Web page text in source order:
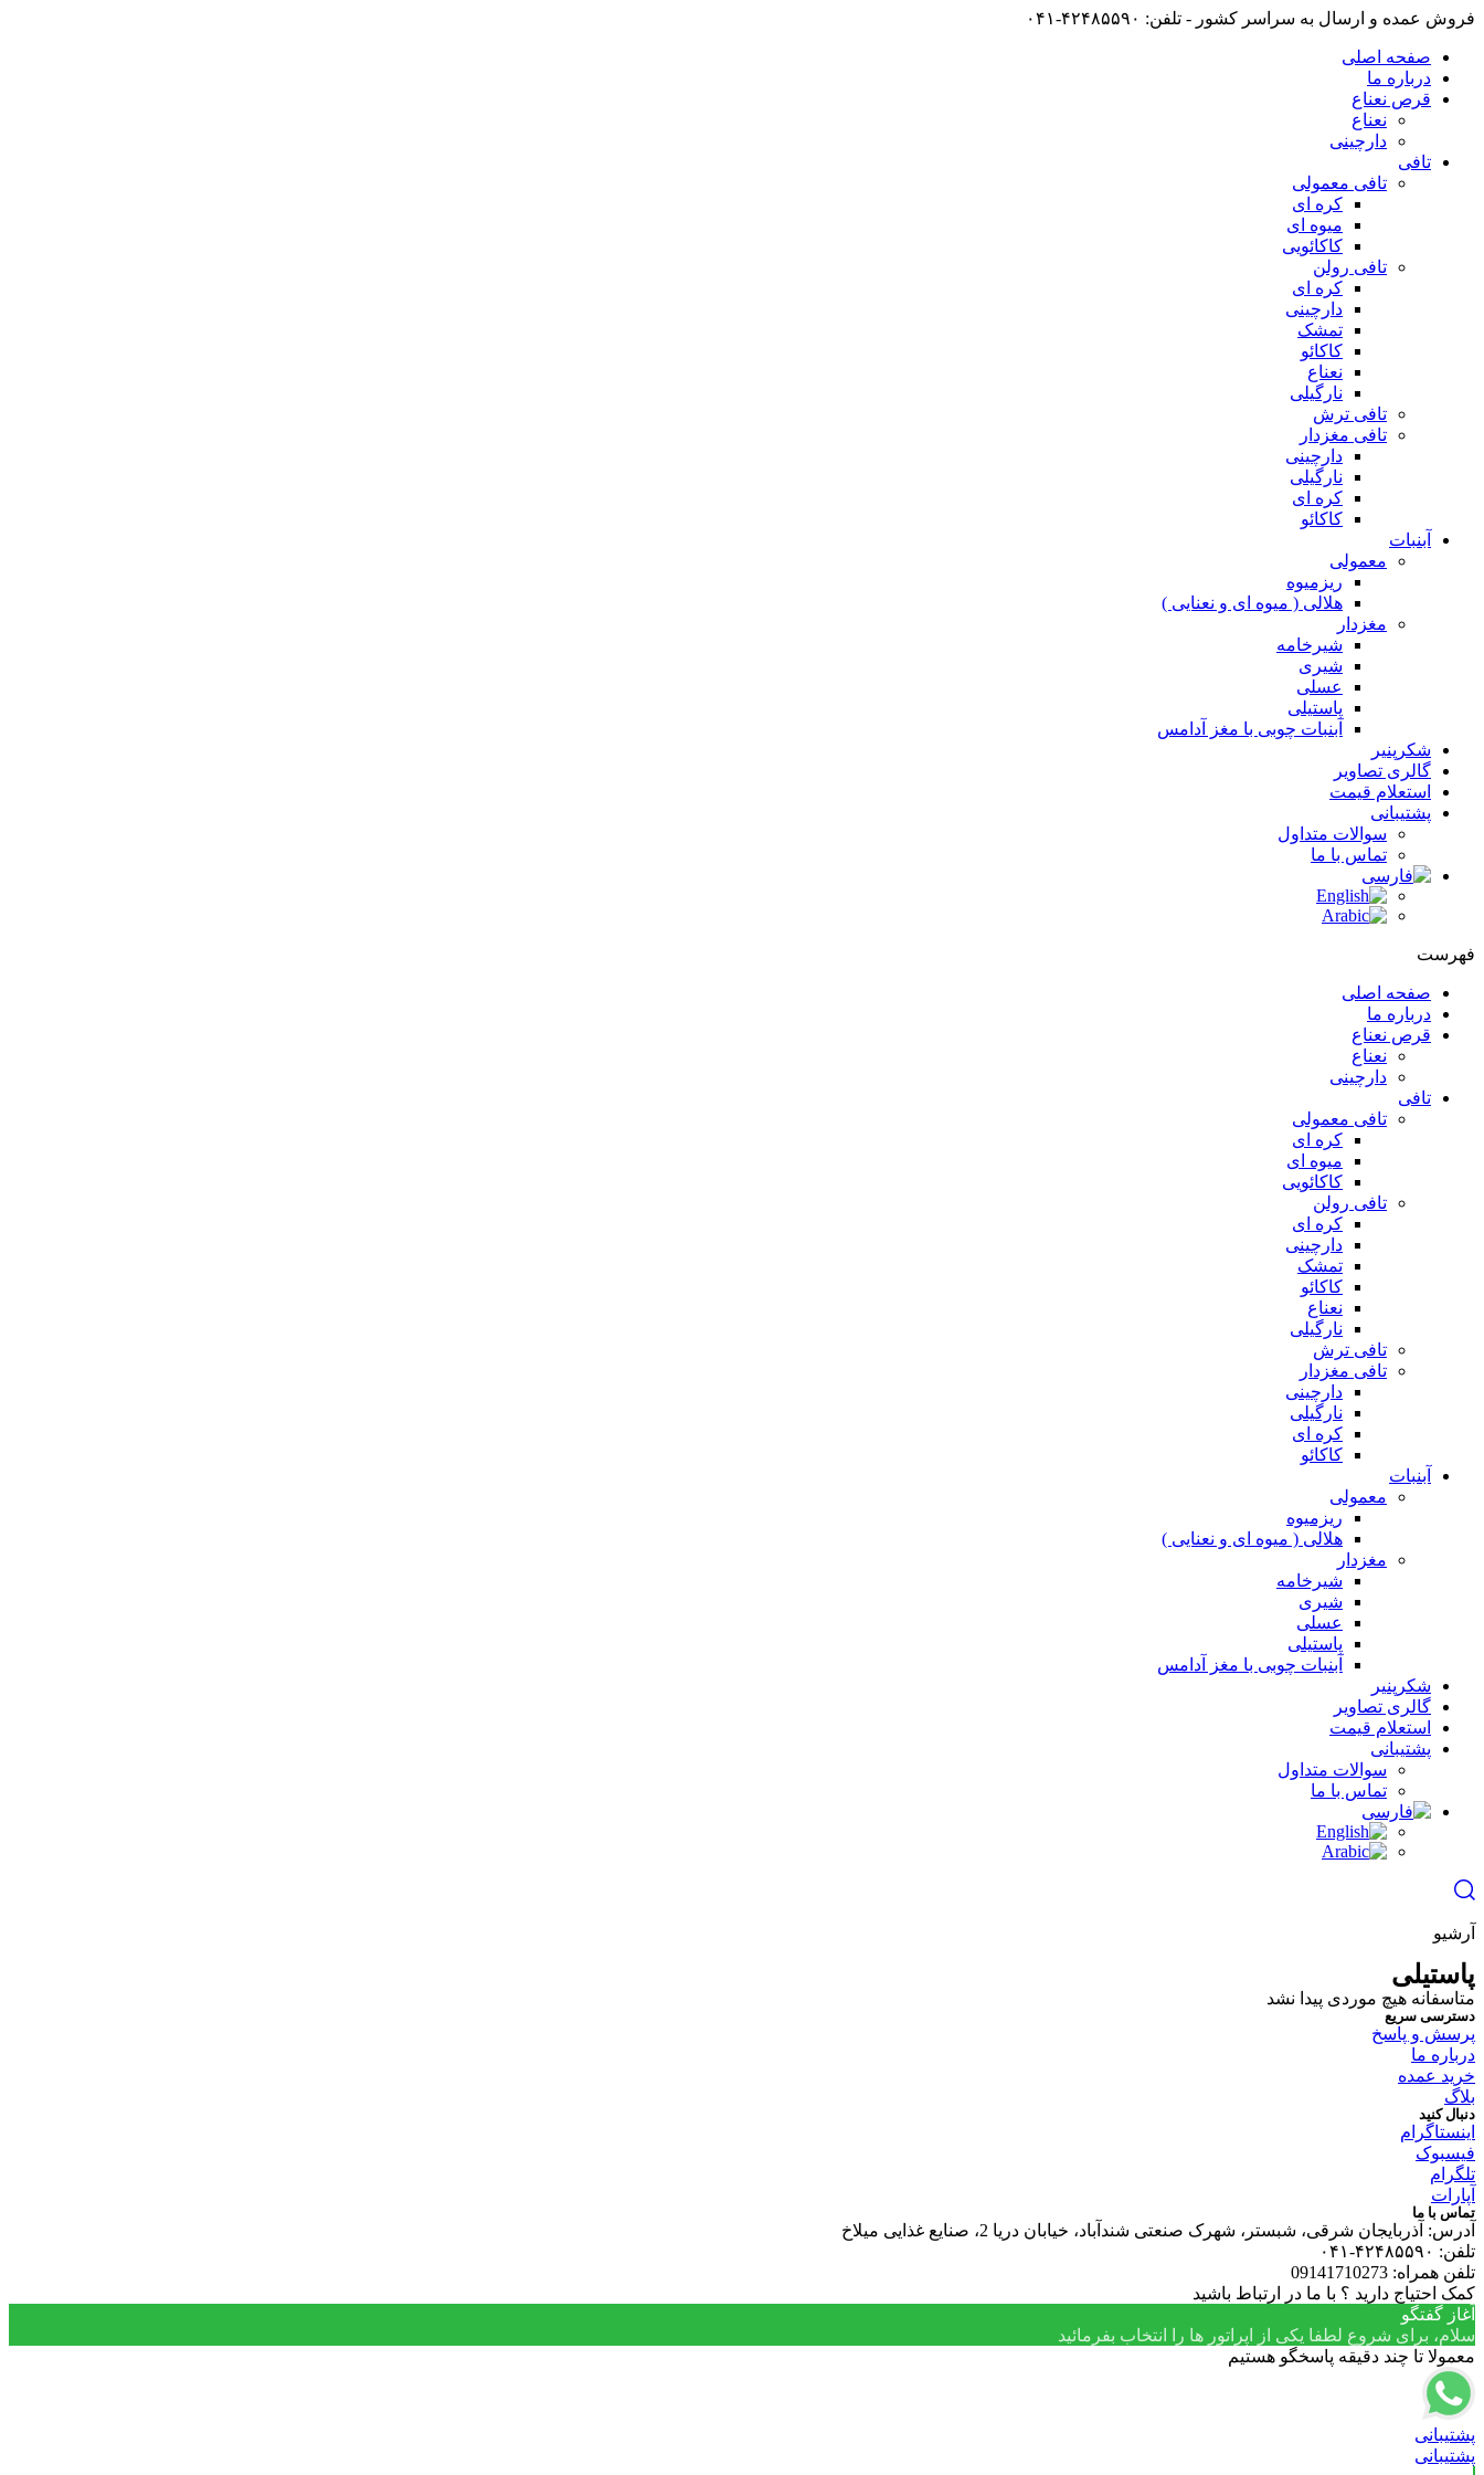
فروش عمده و ارسال به سراسر کشور - تلفن: ۴۲۴۸۵۵۹۰-۰۴۱
صفحه اصلی
درباره ما
قرص نعناع
نعناع
دارچینی
تافی
تافی معمولی
کره ای
میوه ای
کاکائویی
تافی رولن
کره ای
دارچینی
تمشک
کاکائو
نعناع
نارگیلی
تافی ترش
تافی مغزدار
دارچینی
نارگیلی
کره ای
کاکائو
آبنبات
معمولی
ریزمیوه
هلالی ( میوه ای و نعنایی )
مغزدار
شیرخامه
شیری
عسلی
پاستیلی
آبنبات چوبی با مغز آدامس
شکرپنیر
گالری تصاویر
استعلام قیمت
پشتیبانی
سوالات متداول
تماس با ما
فهرست
صفحه اصلی
درباره ما
قرص نعناع
نعناع
دارچینی
تافی
تافی معمولی
کره ای
میوه ای
کاکائویی
تافی رولن
کره ای
دارچینی
تمشک
کاکائو
نعناع
نارگیلی
تافی ترش
تافی مغزدار
دارچینی
نارگیلی
کره ای
کاکائو
آبنبات
معمولی
ریزمیوه
هلالی ( میوه ای و نعنایی )
مغزدار
شیرخامه
شیری
عسلی
پاستیلی
آبنبات چوبی با مغز آدامس
شکرپنیر
گالری تصاویر
استعلام قیمت
پشتیبانی
سوالات متداول
تماس با ما
آرشیو
پاستیلی
متاسفانه هیچ موردی پیدا نشد
دسترسی سریع
پرسش و پاسخ
درباره ما
خرید عمده
بلاگ
دنبال کنید
اینستاگرام
فیسبوک
تلگرام
آپارات
تماس با ما
آدرس: آذربایجان شرقی، شبستر، شهرک صنعتی شندآباد، خیابان دریا 2، صنایع غذایی میلاخ
تلفن: ۴۲۴۸۵۵۹۰-۰۴۱
تلفن همراه: 09141710273
کمک احتیاج دارید ؟ با ما در ارتباط باشید
آغاز گفتگو
سلام، برای شروع لطفا یکی از اپراتور ها را انتخاب بفرمائید
معمولا تا چند دقیقه پاسخگو هستیم
پشتیبانی
پشتیبانی